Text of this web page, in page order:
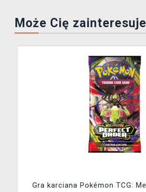
Może Cię zainteresuje
Gra karciana Pokémon TCG: